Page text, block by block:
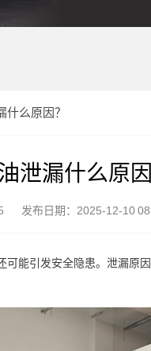
么原因？
泄漏什么原因
发布日期：2025-12-10
能引发安全隐患。泄漏原